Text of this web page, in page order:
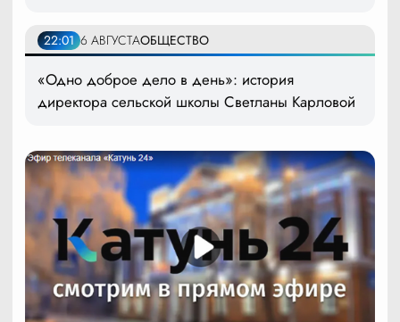
22:01 6 АВГУСТАОБЩЕСТВО
«Одно доброе дело в день»: история
директора сельской школы Светланы Карловой